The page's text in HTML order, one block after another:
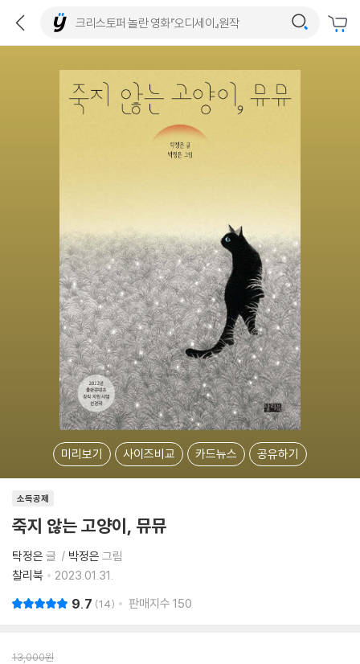
미리보기 사이즈비교 카드뉴스 공유하기
소득공제
죽지 않는 고양이, 뮤뮤
탁정은 글 박정은 그림
찰리북
2023.01.31.
9.7 14 판매지수 150
13,000원